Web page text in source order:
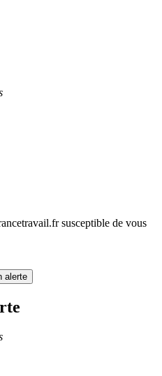
susceptible de vous
alerte